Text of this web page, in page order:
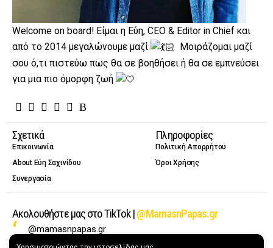
Welcome on board! Είμαι η Εύη, CEO & Editor in Chief και
από το 2014 μεγαλώνουμε μαζί
Μοιράζομαι μαζί
σου ό,τι πιστεύω πως θα σε βοηθήσει ή θα σε εμπνεύσει
για μια πιο όμορφη ζωή
Σχετικά
Επικοινωνία
About Εύη Σαχινίδου
Συνεργασία
Πληροφορίες
Πολιτική Απορρήτου
Όροι Χρήσης
Ακολουθήστε μας στο TikTok |@MamasnPapas.gr
@mamasnpapas.gr